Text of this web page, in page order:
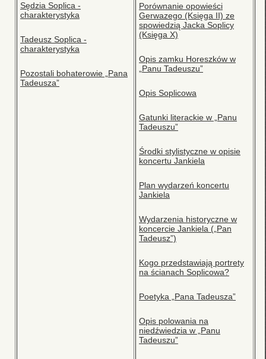
Porównanie opowieści
Gerwazego (Księga II) ze
spowiedzią Jacka Soplicy
(Księga X)
Opis zamku Horeszków w
„Panu Tadeuszu”
Opis Soplicowa
Gatunki literackie w „Panu
Tadeuszu”
Środki stylistyczne w opisie
koncertu Jankiela
Plan wydarzeń koncertu
Jankiela
Wydarzenia historyczne w
koncercie Jankiela („Pan
Tadeusz”)
Kogo przedstawiają portrety
na ścianach Soplicowa?
Poetyka „Pana Tadeusza”
Opis polowania na
niedźwiedzia w „Panu
Tadeuszu”
Sędzia Soplica -
charakterystyka
Tadeusz Soplica -
charakterystyka
Pozostali bohaterowie „Pana
Tadeusza”